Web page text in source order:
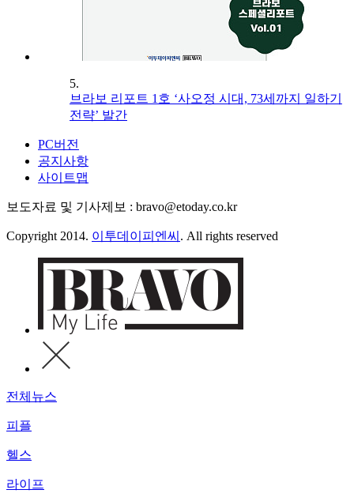
5.
브라보 리포트 1호 ‘사오정 시대, 73세까지 일하기
전략’ 발간
PC버전
공지사항
사이트맵
보도자료 및 기사제보 : bravo@etoday.co.kr
Copyright 2014. 이투데이피엔씨 . All rights reserved
전체뉴스
피플
헬스
라이프